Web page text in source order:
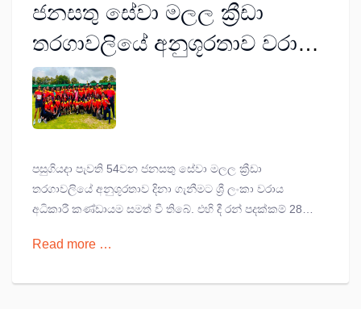
ජනසතු සේවා මලල ක්‍රීඩා
තරගාවලියේ අනුශූරතාව වරාය
අධිකාරියට
පසුගියදා පැවති 54වන ජනසතු සේවා මලල ක්‍රීඩා
තරගාවලියේ අනුශූරතාව දිනා ගැනීමට ශ්‍රී ලංකා වරාය
අධිකාරී කණ්ඩායම සමත් වී තිබේ. එහි දී රන් පදක්කම් 28ක්,
සමස්ත පදක්කම් 71ක් ලබා ගනිමින් ඔවුහු මෙම ජයග්‍රහණය
Read more …